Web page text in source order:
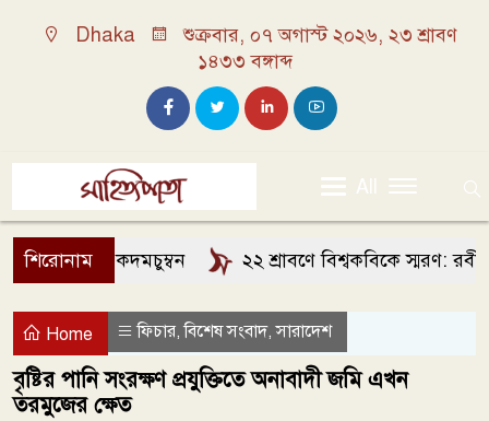
Dhaka
শুক্রবার, ০৭ অগাস্ট ২০২৬, ২৩ শ্রাবণ
১৪৩৩ বঙ্গাব্দ
All
শিরোনামকদমচুম্বন ২২ শ্রাবণে বিশ্বকবিকে স্মরণ:
Home ফিচার,বিশেষ সংবাদ,সারাদেশ
বৃষ্টির পানি সংরক্ষণ প্রযুক্তিতে অনাবাদী জমি এখন
তরমুজের ক্ষেত